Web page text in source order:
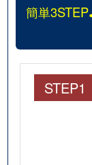
簡単
STEP1